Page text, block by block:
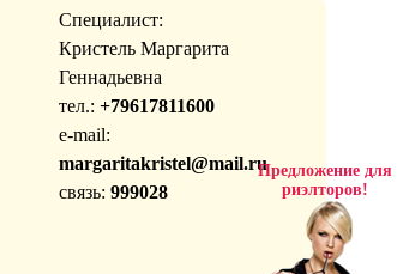
Специалист:
Кристель Маргарита
Геннадьевна
тел.: +79617811600
e-mail:
margaritakristel@mail.ru
связь: 999028
Предложение для
риэлторов!